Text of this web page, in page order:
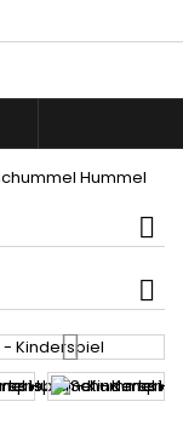
Hummel
×
Liste anlegen
×
×
Ihrer